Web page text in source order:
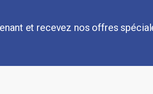
et recevez nos offres